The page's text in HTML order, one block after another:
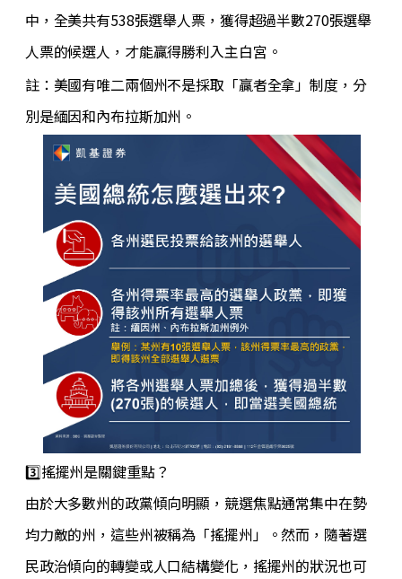
中，全美共有538張選舉人票，獲得超過半數270張選舉
人票的候選人，才能贏得勝利入主白宮。
註：美國有唯二兩個州不是採取「贏者全拿」制度，分
別是緬因和內布拉斯加州。
3️⃣搖擺州是關鍵重點？
由於大多數州的政黨傾向明顯，競選焦點通常集中在勢
均力敵的州，這些州被稱為「搖擺州」。然而，隨著選
民政治傾向的轉變或人口結構變化，搖擺州的狀況也可